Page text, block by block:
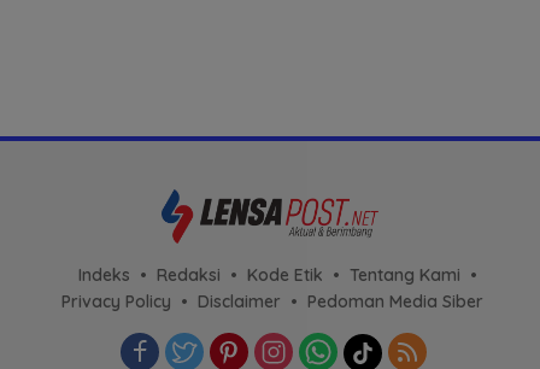
Indeks Redaksi Kode Etik
Tentang Kami
Privacy Policy
Disclaimer Pedoman Media Siber